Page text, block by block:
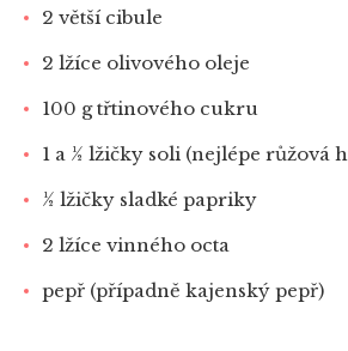
2 větší cibule
2 lžíce olivového oleje
100 g třtinového cukru
1 a 1⁄2 lžičky soli (nejlépe růžová
1⁄2 lžičky sladké papriky
2 lžíce vinného octa
pepř (případně kajenský pepř)